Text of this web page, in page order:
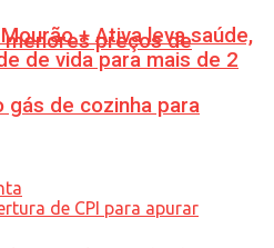
preços de
de cozinha para
+ Ativa leva saúde,
de vida para mais de 2